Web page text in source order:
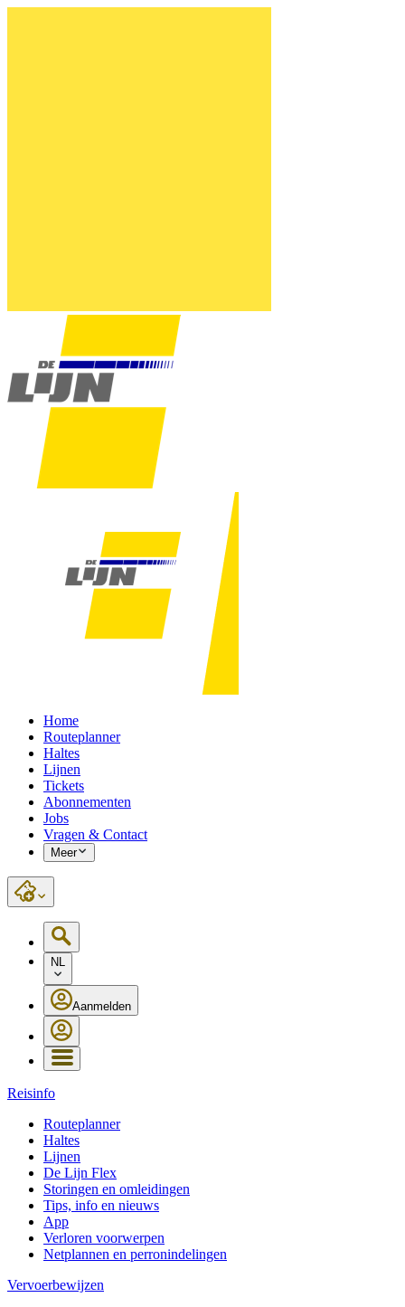
Home
Routeplanner
Haltes
Lijnen
Tickets
Abonnementen
Jobs
Vragen & Contact
Meer
NL
Aanmelden
Reisinfo
Routeplanner
Haltes
Lijnen
De Lijn Flex
Storingen en omleidingen
Tips, info en nieuws
App
Verloren voorwerpen
Netplannen en perronindelingen
Vervoerbewijzen